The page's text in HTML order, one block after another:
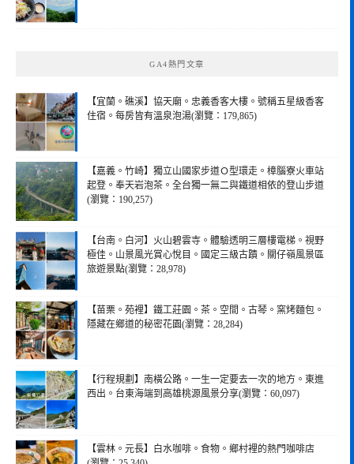
GA4熱門文章
【宜蘭。礁溪】協天廟。忠義香客大樓。號稱五星級香客
住宿。每房皆有溫泉泡湯(瀏覽：179,865)
【嘉義。竹崎】獨立山國家步道Ｏ型環走。樟腦寮火車站
起登。奉天岩泡茶。全台獨一無二與鐵道相依的登山步道
(瀏覽：190,257)
【台南。白河】火山碧雲寺。體驗透明三層樓電梯。視野
極佳。山景風光賞心悅目。國定三級古蹟。關仔嶺風景區
旅遊景點(瀏覽：28,978)
【苗栗。苑裡】鐵工莊園。茶。空間。古琴。窯烤麵包。
隱藏在鄉道的秘密花園(瀏覽：28,284)
【行程規劃】南橫公路。一生一定要去一次的地方。東進
西出。台東海端到高雄桃源風景分享(瀏覽：60,097)
【雲林。元長】白水咖啡。食物。鄉村裡的熱門咖啡店